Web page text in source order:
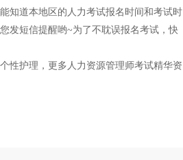
知道本地区的人力考试报名时间和考试时
发短信提醒哟~为了不耽误报名考试，快
性护理，更多人力资源管理师考试精华资